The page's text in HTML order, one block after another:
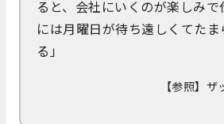
ると、会社にいくのが楽しみ
には月曜日が待ち遠しくてた
る」
【参照】